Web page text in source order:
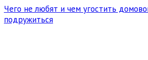
Чего не любят и чем угостить
подружиться